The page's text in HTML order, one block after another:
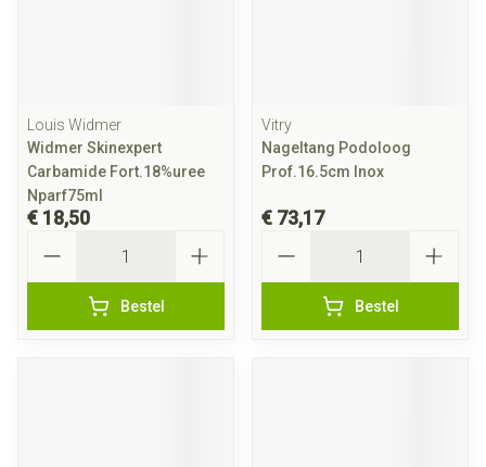
Louis Widmer
Widmer Skinexpert
Carbamide Fort.18%uree
Nparf75ml
€ 18,50
Bestel
Vitry
Nageltang Podoloog
Prof.16.5cm Inox
€ 73,17
Bestel